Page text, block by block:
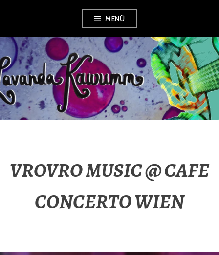
springen
MENÜ
LAVANDA
KAWUMM
VROVRO MUSIC @ CAFE
CONCERTO WIEN